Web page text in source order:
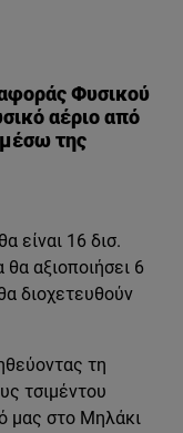
Φυσικού
αέριο από
της
είναι 16 δισ.
αξιοποιήσει 6
διοχετευθούν
τη
τσιμέντου
μας στο Μηλάκι